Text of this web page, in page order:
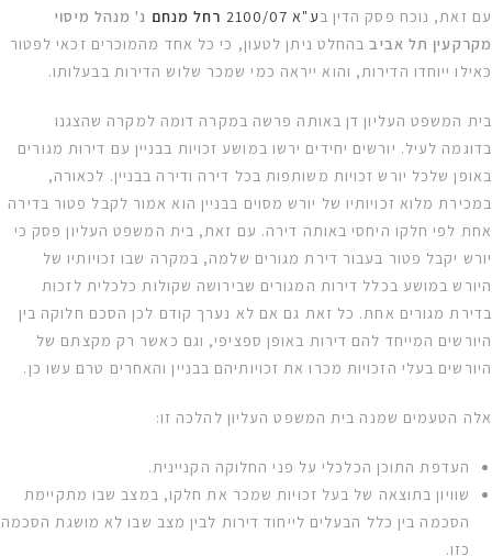
עם זאת, נוכח פסק הדין בע"א 2100/07 רחל מנחם נ' מנהל מיסוי
מקרקעין תל אביב בהחלט ניתן לטעון, כי כל אחד מהמוכרים זכאי לפטור
כאילו ייוחדו הדירות, והוא ייראה כמי שמכר שלוש הדירות בבעלותו.
בית המשפט העליון דן באותה פרשה במקרה דומה למקרה שהצגנו
בדוגמה לעיל. יורשים יחידים ירשו במושע זכויות בבניין עם דירות מגורים
באופן שלכל יורש זכויות משותפות בכל דירה ודירה בבניין. לכאורה,
במכירת מלוא זכויותיו של יורש מסוים בבניין הוא אמור לקבל פטור בדירה
אחת לפי חלקו היחסי באותה דירה. עם זאת, בית המשפט העליון פסק כי
יורש יקבל פטור בעבור דירת מגורים שלמה, במקרה שבו זכויותיו של
היורש במושע בכלל דירות המגורים שבירושה שקולות כלכלית לזכות
בדירת מגורים אחת. כל זאת גם אם לא נערך קודם לכן הסכם חלוקה בין
היורשים המייחד להם דירות באופן ספציפי, וגם כאשר רק מקצתם של
היורשים בעלי הזכויות מכרו את זכויותיהם בבניין והאחרים טרם עשו כן.
אלה הטעמים שמנה בית המשפט העליון להלכה זו:
העדפת התוכן הכלכלי על פני החלוקה הקניינית.
שוויון בתוצאה של בעל זכויות שמכר את חלקו, במצב שבו מתקיימת
הסכמה בין כלל הבעלים לייחוד דירות לבין מצב שבו לא מושגת הסכמה
כזו.